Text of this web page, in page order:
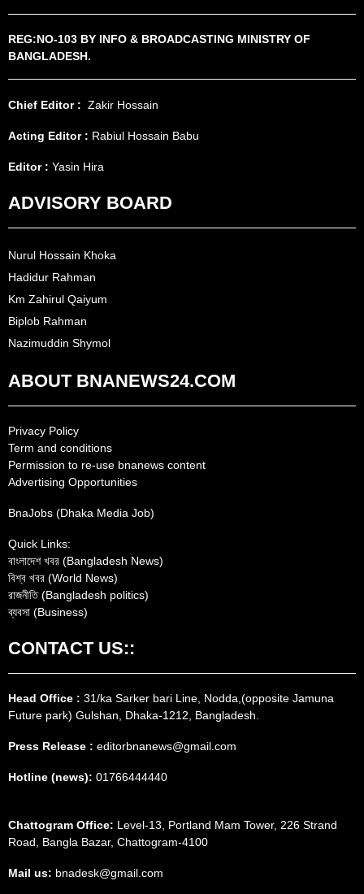
REG:NO-103 BY INFO & BROADCASTING MINISTRY OF
BANGLADESH.
Chief Editor : Zakir Hossain
Acting Editor : Rabiul Hossain Babu
Editor : Yasin Hira
ADVISORY BOARD
Nurul Hossain Khoka
Hadidur Rahman
Km Zahirul Qaiyum
Biplob Rahman
Nazimuddin Shymol
ABOUT BNANEWS24.COM
Privacy Policy
Term and conditions
Permission to re-use bnanews content
Advertising Opportunities
BnaJobs (Dhaka Media Job)
Quick Links:
বাংলাদেশ খবর (Bangladesh News)
বিশ্ব খবর (World News)
রাজনীতি (Bangladesh politics)
ব্যবসা (Business)
CONTACT US::
Head Office : 31/ka Sarker bari Line, Nodda,(opposite Jamuna
Future park) Gulshan, Dhaka-1212, Bangladesh.
Press Release : editorbnanews@gmail.com
Hotline (news): 01766444440
Chattogram Office: Level-13, Portland Mam Tower, 226 Strand
Road, Bangla Bazar, Chattogram-4100
Mail us: bnadesk@gmail.com